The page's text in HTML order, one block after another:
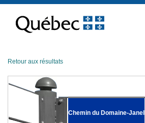
contenu
Retour aux résultats
Chemin du Domaine-Janel